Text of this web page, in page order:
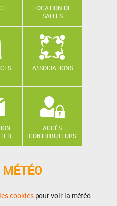
LOCATION DE
SALLES
ASSOCIATIONS
ACCÈS
CONTRIBUTEURS
MÉTÉO
cookies pour voir la météo.